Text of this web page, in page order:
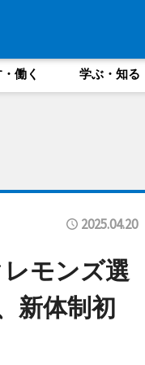
働く 学ぶ・知る
2025.04.20
モンズ選
新体制初